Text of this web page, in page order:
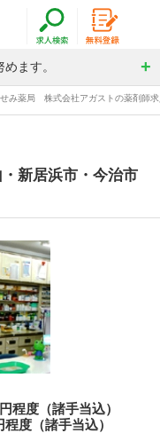
ます。
み薬局 株式会社アガストの薬剤師
・新居浜市・今治市
程度（諸手当込）
度（諸手当込）